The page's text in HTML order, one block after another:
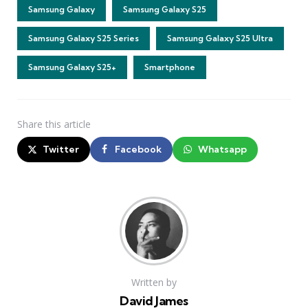
Samsung Galaxy Samsung Galaxy S25
Samsung Galaxy S25 Series Samsung Galaxy S25 Ultra
Samsung Galaxy S25+ Smartphone
Share this article
Twitter Facebook Whatsapp
Written by
David James